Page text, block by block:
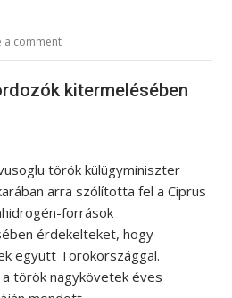
a comment
kitermelésében
török külügyminiszter
arra szólította fel a Ciprus
források
érdekelteket, hogy
együtt Törökországgal.
a török nagykövetek éves